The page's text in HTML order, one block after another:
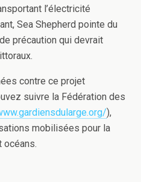
l’électricité
Sea Shepherd pointe du
précaution qui devrait
contre ce projet
suivre la Fédération des
),
mobilisées pour la
océans.